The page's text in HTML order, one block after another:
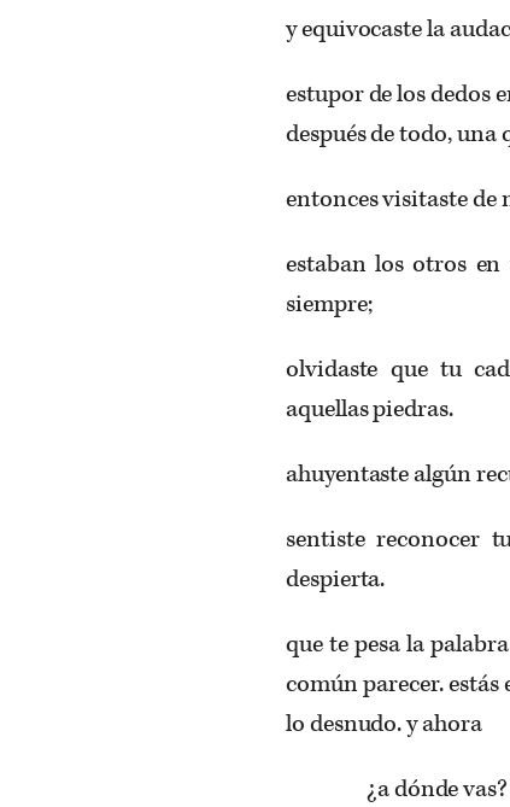
y equivocaste la
estupor de los dedos
después de todo,
entonces visitaste de
estaban los otros
siempre;
olvidaste que tu
aquellas piedras.
ahuyentaste algún
sentiste reconocer
despierta.
que te pesa la
común parecer.
lo desnudo. y ahora
¿a dónde vas?